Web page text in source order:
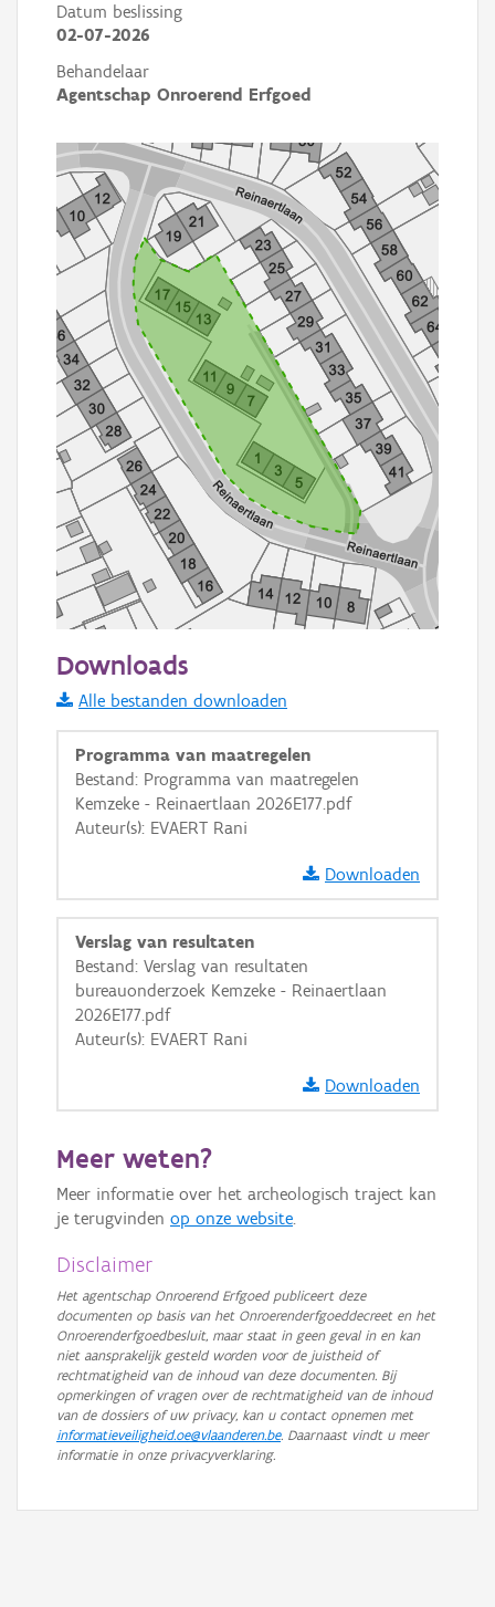
Datum beslissing
02-07-2026
Behandelaar
Agentschap Onroerend Erfgoed
Informatie Vlaanderen
i
+ −
Basis Lagen
OSM-Basiskaart
Downloads
Alle bestanden downloaden
Programma van maatregelen
Bestand: Programma van maatregelen
Kemzeke - Reinaertlaan 2026E177.pdf
Auteur(s): EVAERT Rani
Downloaden
Verslag van resultaten
Bestand: Verslag van resultaten
bureauonderzoek Kemzeke - Reinaertlaan
2026E177.pdf
Auteur(s): EVAERT Rani
Downloaden
Meer weten?
Meer informatie over het archeologisch traject kan
je terugvinden op onze website.
Disclaimer
Het agentschap Onroerend Erfgoed publiceert deze
documenten op basis van het Onroerenderfgoeddecreet en het
Onroerenderfgoedbesluit, maar staat in geen geval in en kan
niet aansprakelijk gesteld worden voor de juistheid of
rechtmatigheid van de inhoud van deze documenten. Bij
opmerkingen of vragen over de rechtmatigheid van de inhoud
van de dossiers of uw privacy, kan u contact opnemen met
informatieveiligheid.oe@vlaanderen.be. Daarnaast vindt u meer
informatie in onze privacyverklaring.